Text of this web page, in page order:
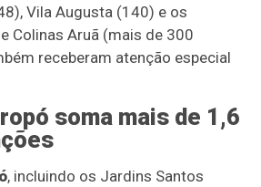
Vila Augusta (140) e os
Colinas Aruã (mais de 300
receberam atenção especial
soma mais de 1,6
, incluindo os Jardins Santos